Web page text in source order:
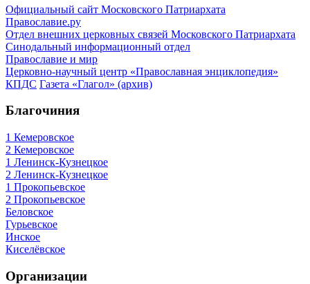
Официальный сайт Московского Патриархата
Православие.ру
Отдел внешних церковных связей Московского Патриархата
Синодальный информационный отдел
Православие и мир
Церковно-научный центр «Православная энциклопедия»
КПДС Газета «Глагол» (архив)
Благочиния
1 Кемеровское
2 Кемеровское
1 Ленинск-Кузнецкое
2 Ленинск-Кузнецкое
1 Прокопьевское
2 Прокопьевское
Беловское
Гурьевское
Инское
Киселёвское
Организации